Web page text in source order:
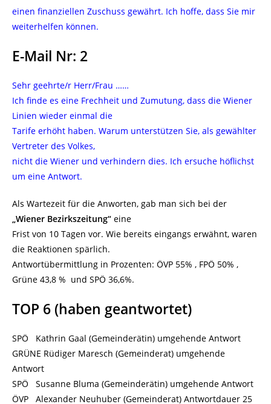
einen finanziellen Zuschuss gewährt. Ich hoffe, dass Sie mir
weiterhelfen können.
E-Mail Nr: 2
Sehr geehrte/r Herr/Frau ……
Ich finde es eine Frechheit und Zumutung, dass die Wiener
Linien wieder einmal die
Tarife erhöht haben. Warum unterstützen Sie, als gewählter
Vertreter des Volkes,
nicht die Wiener und verhindern dies. Ich ersuche höflichst
um eine Antwort.
Als Wartezeit für die Anworten, gab man sich bei der
„Wiener Bezirkszeitung“ eine
Frist von 10 Tagen vor. Wie bereits eingangs erwähnt, waren
die Reaktionen spärlich.
Antwortübermittlung in Prozenten: ÖVP 55% , FPÖ 50% ,
Grüne 43,8 % und SPÖ 36,6%.
TOP 6 (haben geantwortet)
SPÖ Kathrin Gaal (Gemeinderätin) umgehende Antwort
GRÜNE Rüdiger Maresch (Gemeinderat) umgehende
Antwort
SPÖ Susanne Bluma (Gemeinderätin) umgehende Antwort
ÖVP Alexander Neuhuber (Gemeinderat) Antwortdauer 25